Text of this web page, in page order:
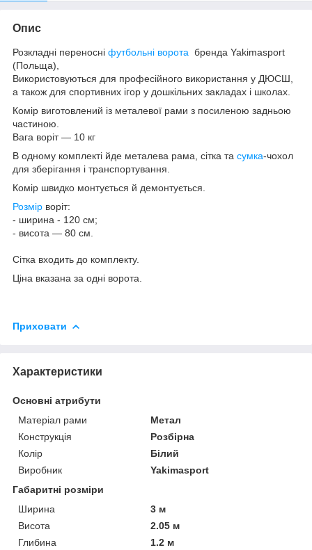
Опис
Розкладні переносні футбольні ворота бренда Yakimasport
(Польща),
Використовуються для професійного використання у ДЮСШ,
а також для спортивних ігор у дошкільних закладах і школах.
Комір виготовлений із металевої рами з посиленою задньою
частиною.
Вага воріт — 10 кг
В одному комплекті йде металева рама, сітка та сумка-чохол
для зберігання і транспортування.
Комір швидко монтується й демонтується.
Розмір воріт:
- ширина - 120 см;
- висота — 80 см.
Сітка входить до комплекту.
Ціна вказана за одні ворота.
Приховати
Характеристики
Основні атрибути
Матеріал рами
Метал
Конструкція
Розбірна
Колір
Білий
Виробник
Yakimasport
Габаритні розміри
Ширина
3 м
Висота
2.05 м
Глибина
1.2 м